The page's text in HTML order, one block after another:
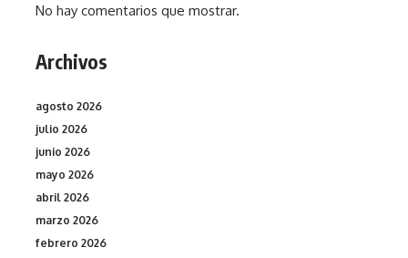
No hay comentarios que mostrar.
Archivos
agosto 2026
julio 2026
junio 2026
mayo 2026
abril 2026
marzo 2026
febrero 2026